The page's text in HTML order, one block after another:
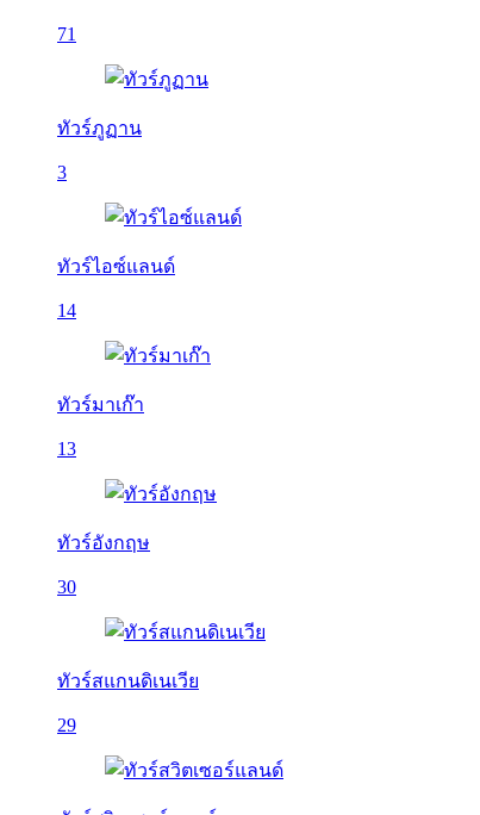
71
ทัวร์ภูฏาน
3
ทัวร์ไอซ์แลนด์
14
ทัวร์มาเก๊า
13
ทัวร์อังกฤษ
30
ทัวร์สแกนดิเนเวีย
29